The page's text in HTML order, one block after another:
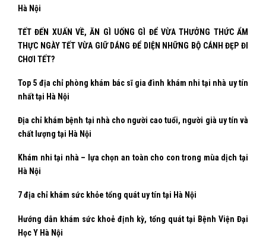
Hà Nội
TẾT ĐẾN XUẤN VỀ, ĂN GÌ UỐNG GÌ ĐỂ VỪA THƯỞNG THỨC ẨM
THỰC NGÀY TẾT VỪA GIỮ DÁNG ĐỂ DIỆN NHỮNG BỘ CÁNH ĐẸP ĐI
CHƠI TẾT?
Top 5 địa chỉ phòng khám bác sĩ gia đình khám nhi tại nhà uy tín
nhất tại Hà Nội
Địa chỉ khám bệnh tại nhà cho người cao tuổi, người già uy tín và
chất lượng tại Hà Nội
Khám nhi tại nhà – lựa chọn an toàn cho con trong mùa dịch tại
Hà Nội
7 địa chỉ khám sức khỏe tổng quát uy tín tại Hà Nội
Hướng dẫn khám sức khoẻ định kỳ, tổng quát tại Bệnh Viện Đại
Học Y Hà Nội